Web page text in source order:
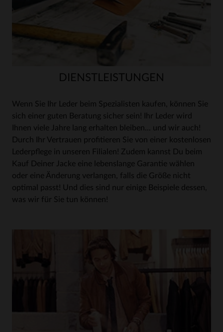
DIENSTLEISTUNGEN
Wenn Sie Ihr Leder beim Spezialisten kaufen, können Sie
sich einer guten Beratung sicher sein! Ihr Leder wird
Ihnen viele Jahre lang erhalten bleiben... und wir auch!
Durch Ihr Vertrauen profitieren Sie von einer kostenlosen
Lederpflege in unseren Filialen! Zudem kannst Du beim
Kauf Deiner Jacke eine lebenslange Garantie wählen
oder eine Änderung verlangen, falls die Größe nicht
optimal passt! Und dies sind nur einige Beispiele dessen,
was wir für Sie tun können!